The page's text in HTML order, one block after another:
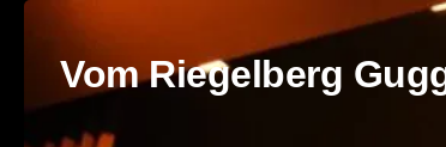
Vom Riegelberg